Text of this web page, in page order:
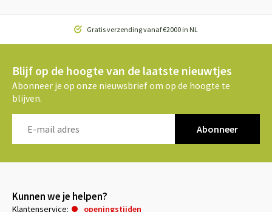
Gratis verzending vanaf €2000 in NL
Blijf op de hoogte van de laatste nieuwtjes
Abonneer je op onze nieuwsbrief om op de hoogte te
blijven.
Abonneer
Kunnen we je helpen?
Klantenservice:
openingstijden